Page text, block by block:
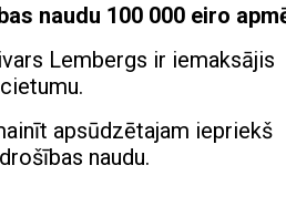
naudu 100 000 eiro
Lembergs ir iemaksājis
apsūdzētajam iepriekš
naudu.